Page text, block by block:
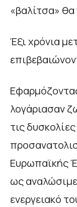
«βαλίτσα» θα
Έξι χρόνια
λογάριασαν
τις
Ευρωπαϊκής
ως
ενεργειακό